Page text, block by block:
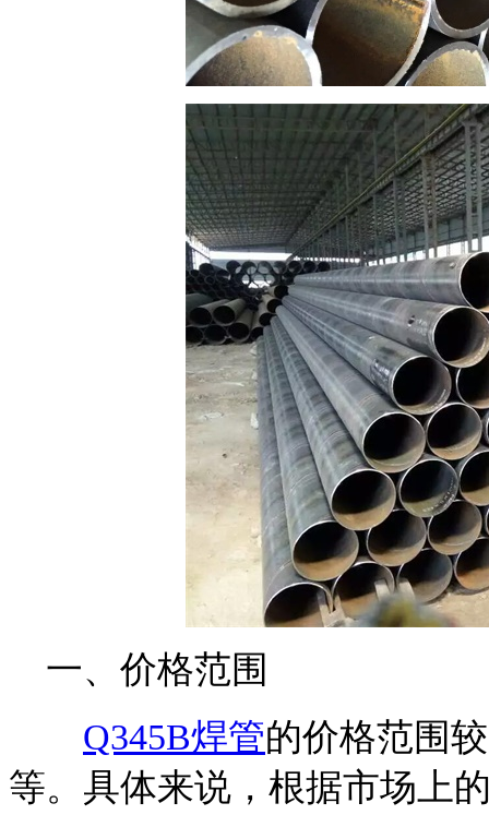
一、价格范围
Q345B焊管的价格范围
等。具体来说，根据市场上